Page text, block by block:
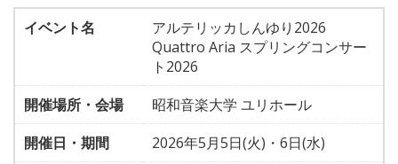
イベント名
アルテリッカしんゆり2026
Quattro Aria スプリングコンサー
ト2026
開催場所・会場
昭和音楽大学 ユリホール
開催日・期間
2026年5月5日(火)・6日(水)